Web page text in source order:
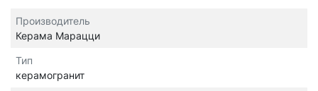
Производитель
Керама Марацци
Тип
керамогранит